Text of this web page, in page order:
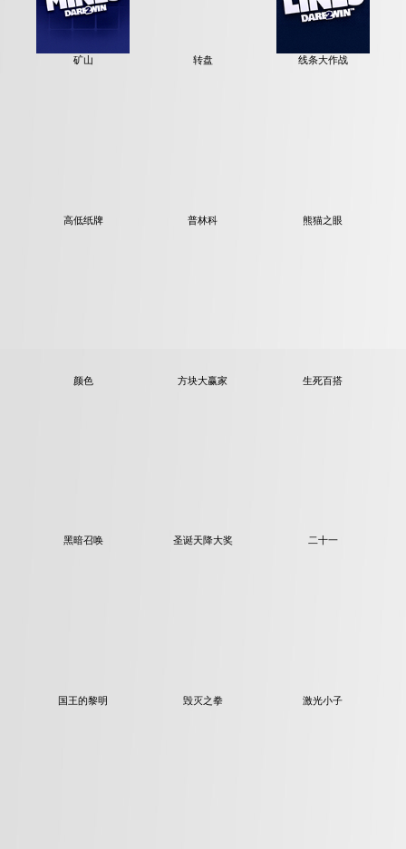
矿山 转盘 线条大作战
高低纸牌 普林科 熊猫之眼
颜色 方块大赢家 生死百搭
黑暗召唤 圣诞天降大奖 二十一
国王的黎明 毁灭之拳 激光小子